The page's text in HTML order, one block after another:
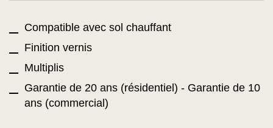
Compatible avec sol chauffant
Finition vernis
Multiplis
Garantie de 20 ans (résidentiel) - Garantie de 10
ans (commercial)